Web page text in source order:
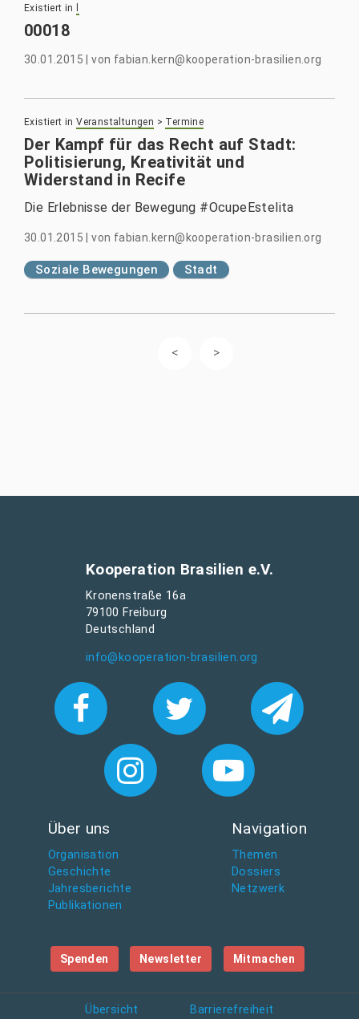
Existiert in
00018
30.01.2015 |von fabian.kern@kooperation-brasilien.org
Existiert in Veranstaltungen > Termine
Der Kampf für das Recht auf Stadt:
Politisierung, Kreativität und
Widerstand in Recife
Die Erlebnisse der Bewegung #OcupeEstelita
30.01.2015 |von fabian.kern@kooperation-brasilien.org
Soziale Bewegungen Stadt
Kooperation Brasilien e.V.
Kronenstraße 16a
79100 Freiburg
Deutschland
info@kooperation-brasilien.org
Über uns
Organisation
Geschichte
Jahresberichte
Publikationen
Navigation
Themen
Dossiers
Netzwerk
Spenden Newsletter Mitmachen
Übersicht Barrierefreiheit